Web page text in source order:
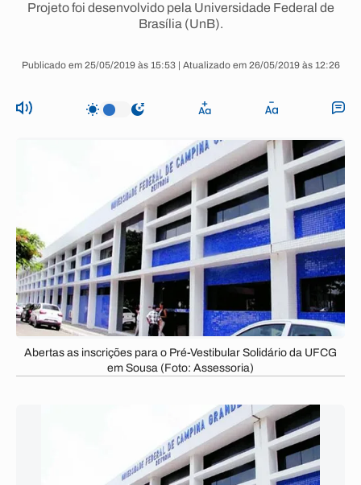
Projeto foi desenvolvido pela Universidade Federal de
Brasília (UnB).
Publicado em 25/05/2019 às 15:53 | Atualizado em 26/05/2019 às 12:26
Abertas as inscrições para o Pré-Vestibular Solidário da UFCG
em Sousa (Foto: Assessoria)